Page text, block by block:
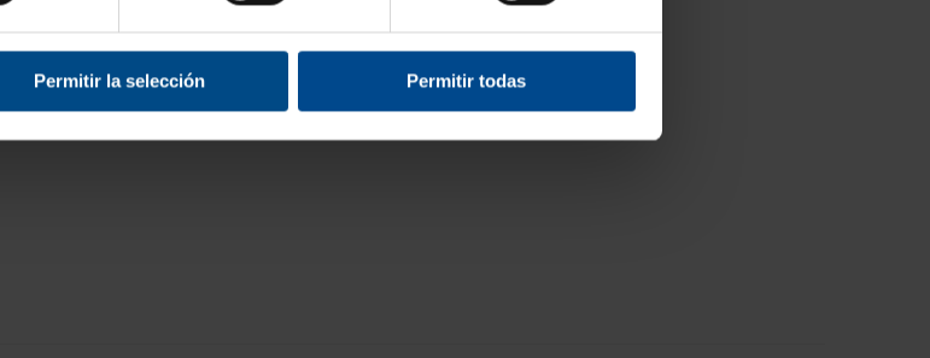
Permitir la selección Permitir todas